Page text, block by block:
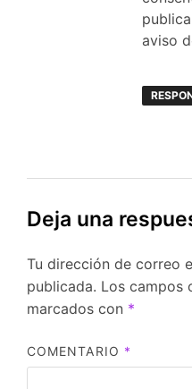
aviso
Deja una
Tu dirección de correo
publicada. Los campos
marcados con *
COMENTARIO *